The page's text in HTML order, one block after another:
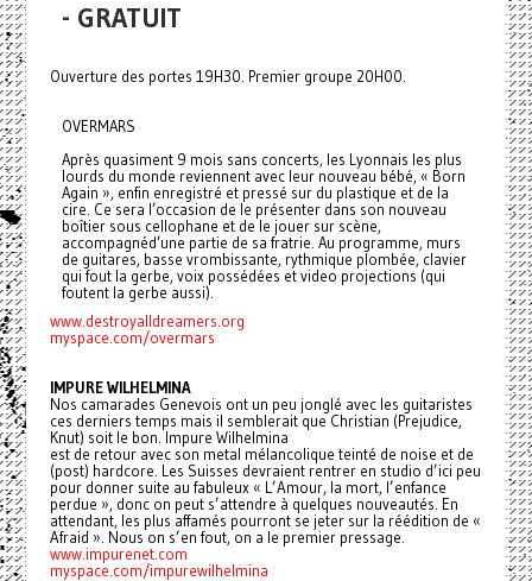
- GRATUIT
Ouverture des portes 19H30. Premier groupe 20H00.
OVERMARS
Après quasiment 9 mois sans concerts, les Lyonnais les plus
lourds du monde reviennent avec leur nouveau bébé, « Born
Again », enfin enregistré et pressé sur du plastique et de la
cire. Ce sera l’occasion de le présenter dans son nouveau
boîtier sous cellophane et de le jouer sur scène,
accompagnéd’une partie de sa fratrie. Au programme, murs
de guitares, basse vrombissante, rythmique plombée, clavier
qui fout la gerbe, voix possédées et video projections (qui
foutent la gerbe aussi).
www.destroyalldreamers.org
myspace.com/overmars
IMPURE WILHELMINA
Nos camarades Genevois ont un peu jonglé avec les guitaristes
ces derniers temps mais il semblerait que Christian (Prejudice,
Knut) soit le bon. Impure Wilhelmina
est de retour avec son metal mélancolique teinté de noise et de
(post) hardcore. Les Suisses devraient rentrer en studio d’ici peu
pour donner suite au fabuleux « L’Amour, la mort, l’enfance
perdue », donc on peut s’attendre à quelques nouveautés. En
attendant, les plus affamés pourront se jeter sur la réédition de «
Afraid ». Nous on s’en fout, on a le premier pressage.
www.impurenet.com
myspace.com/impurewilhelmina